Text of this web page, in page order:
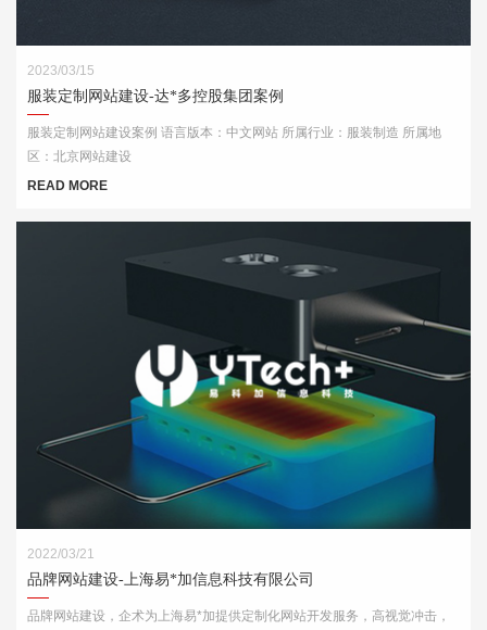
2023/03/15
服装定制网站建设-达*多控股集团案例
服装定制网站建设案例 语言版本：中文网站 所属行业：服装制造 所属地
区：北京网站建设
READ MORE
2022/03/21
品牌网站建设-上海易*加信息科技有限公司
品牌网站建设，企术为上海易*加提供定制化网站开发服务，高视觉冲击，